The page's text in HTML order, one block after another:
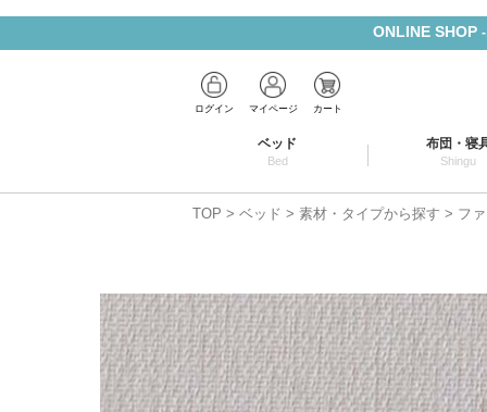
ONLINE SHOP
ログイン マイページ カート
ベッド
Bed
布団・寝
Shingu
TOP ベッド 素材・タイプから探す フ